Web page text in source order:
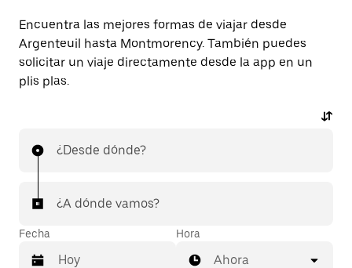
Encuentra las mejores formas de viajar desde
Argenteuil hasta Montmorency. También puedes
solicitar un viaje directamente desde la app en un
plis plas.
¿Desde dónde?
¿A dónde vamos?
Fecha Hora
Ahora